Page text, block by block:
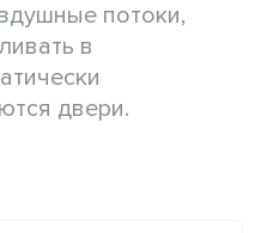
потоки,
в
двери.